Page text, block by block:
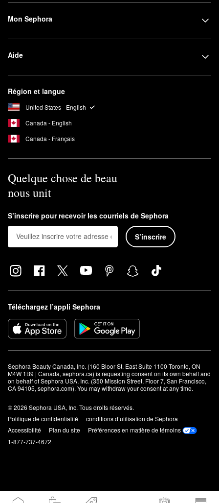
Mon Sephora
Aide
Région et langue
United States - English
Canada - English
Canada - Français
Quelque chose de beau
nous unit
S’inscrire pour recevoir les courriels de Sephora
S’inscrire
Téléchargez l’appli Sephora
Sephora Beauty Canada, Inc. (160 Bloor St. East Suite 1100 Toronto, ON
M4W 1B9 | Canada, sephora.ca) is requesting consent on its own behalf and
on behalf of Sephora USA, Inc. (350 Mission Street, Floor 7, San Francisco,
CA 94105, sephora.com). You may withdraw your consent at any time.
© 2026 Sephora USA, Inc. Tous droits réservés.
Politique de confidentialité
conditions d’utilisation de Sephora
Accessibilité
Plan du site
Préférences en matière de témoins
1-877-737-4672